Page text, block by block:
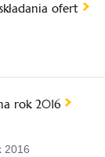
ofert
rok 2016
2016